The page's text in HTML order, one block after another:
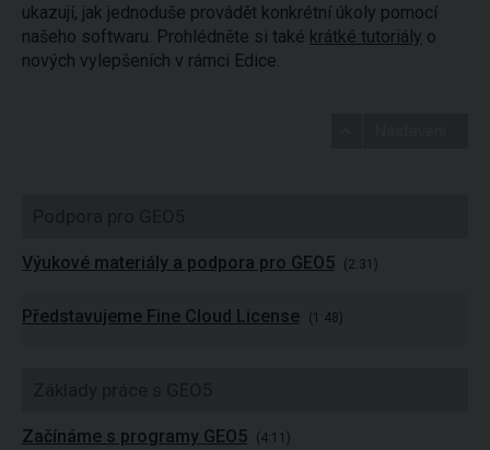
ukazují, jak jednoduše provádět konkrétní úkoly pomocí
našeho softwaru. Prohlédněte si také krátké tutoriály o
nových vylepšeních v rámci Edice.
Výukové materiály a podpora pro GEO5 (2:31)
Představujeme Fine Cloud License (1:48)
Začínáme s programy GEO5 (4:11)